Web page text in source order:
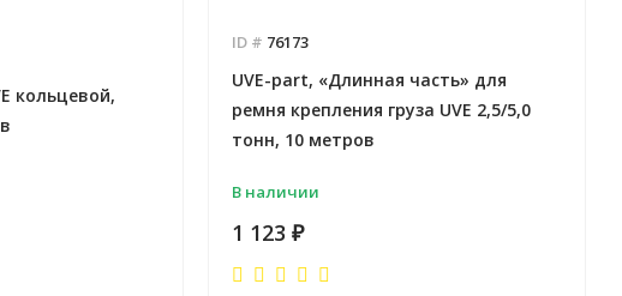
кольцевой,
ID # 76173
UVE-part, «Длинная часть» для
ремня крепления груза UVE 2,5/5,0
тонн, 10 метров
В наличии
1 123₽